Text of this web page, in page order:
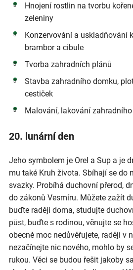
Hnojení rostlin na tvorbu
zeleniny
Konzervování a uskladňování
brambor a cibule
Tvorba zahradních plánů
Stavba zahradního domku,
cestiček
Malování, lakování
20. lunární den
Jeho symbolem je Orel a Sup a je
mu také Kruh života. Sbíhají se do
svazky. Probíhá duchovní přerod,
do zákonů Vesmíru. Můžete zažít
buďte raději doma, studujte
půst, buďte s rodinou, věnujte se
obecně moc nedůvěřujete, raději v
nezačínejte nic nového, mohlo by
rukou. Věci se budou řešit jakoby